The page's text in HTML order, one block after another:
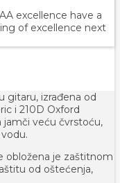
excellence have a
of excellence next
gitaru, izrađena od
i 210D Oxford
jamči veću čvrstoću,
obložena je zaštitnom
od oštećenja,